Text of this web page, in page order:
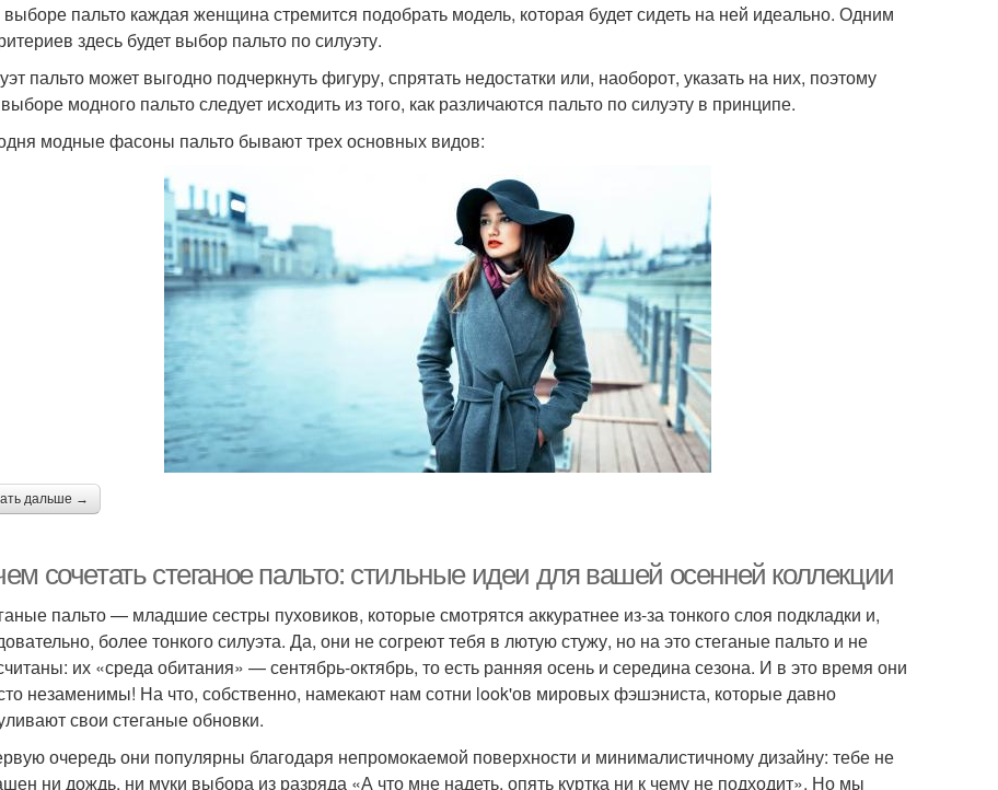
пальто каждая женщина стремится подобрать модель, которая будет сидеть на ней идеально. Одним
здесь будет выбор пальто по силуэту.
пальто может выгодно подчеркнуть фигуру, спрятать недостатки или, наоборот, указать на них, поэтому
модного пальто следует исходить из того, как различаются пальто по силуэту в принципе.
модные фасоны пальто бывают трех основных видов:
дальше →
сочетать стеганое пальто: стильные идеи для вашей осенней коллекции
пальто — младшие сестры пуховиков, которые смотрятся аккуратнее из-за тонкого слоя подкладки и,
более тонкого силуэта. Да, они не согреют тебя в лютую стужу, но на это стеганые пальто и не
их «среда обитания» — сентябрь-октябрь, то есть ранняя осень и середина сезона. И в это время они
незаменимы! На что, собственно, намекают нам сотни look'ов мировых фэшэниста, которые давно
свои стеганые обновки.
очередь они популярны благодаря непромокаемой поверхности и минималистичному дизайну: тебе не
ни дождь, ни муки выбора из разряда «А что мне надеть, опять куртка ни к чему не подходит». Но мы